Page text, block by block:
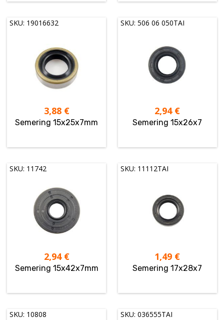
SKU: 19016632
3,88 €
Semering 15x25x7mm
SKU: 506 06 050TAI
2,94 €
Semering 15x26x7
SKU: 11742
2,94 €
Semering 15x42x7mm
SKU: 11112TAI
1,49 €
Semering 17x28x7
SKU: 10808 SKU: 036555TAI